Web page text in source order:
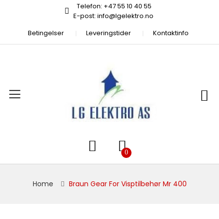
Telefon: +47 55 10 40 55
E-post: info@lgelektro.no
Betingelser
Leveringstider Kontaktinfo
Home Braun Gear For Visptilbehør Mr 400